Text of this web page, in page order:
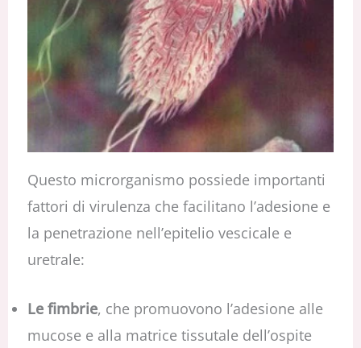
Questo microrganismo possiede importanti
fattori di virulenza che facilitano l’adesione e
la penetrazione nell’epitelio vescicale e
uretrale:
Le fimbrie, che promuovono l’adesione alle
mucose e alla matrice tissutale dell’ospite